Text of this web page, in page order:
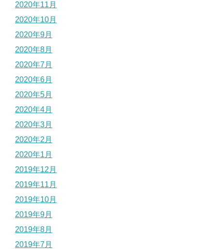
2020年11月
2020年10月
2020年9月
2020年8月
2020年7月
2020年6月
2020年5月
2020年4月
2020年3月
2020年2月
2020年1月
2019年12月
2019年11月
2019年10月
2019年9月
2019年8月
2019年7月